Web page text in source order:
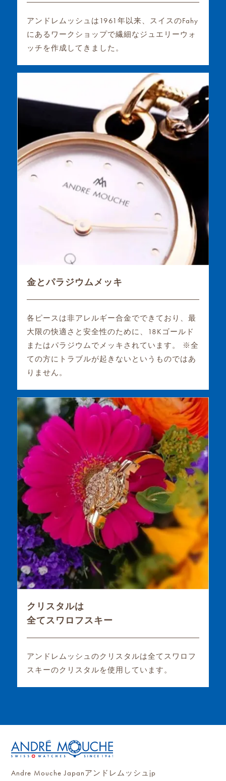
アンドレムッシュは1961年以来、スイスのFahy
にあるワークショップで繊細なジュエリーウォ
ッチを作成してきました。
金とパラジウムメッキ
各ピースは非アレルギー合金でできており、最
大限の快適さと安全性のために、18Kゴールド
またはパラジウムでメッキされています。 ※全
ての方にトラブルが起きないというものではあ
りません。
クリスタルは
全てスワロフスキー
アンドレムッシュのクリスタルは全てスワロフ
スキーのクリスタルを使用しています。
Andre Mouche Japanアンドレムッシュjp